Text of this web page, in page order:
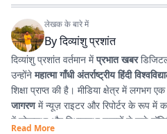
लेखक के बारे में
Byदिव्यांशु प्रशांत
दिव्यांशु प्रशांत वर्तमान मेंप्रभात खबर
उन्होंनेमहात्मा गाँधी अंतर्राष्ट्रीय हिंदी
शिक्षा प्राप्त की है। मीडिया क्षेत्र में लगभग
जागरणमें न्यूज़ राइटर और रिपोर्टर के रूप में
में लोकसभा और विधानसभा चुनावों से जुड़े
Read More